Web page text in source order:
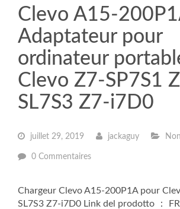
Clevo A15-
Adaptateur pour
ordinateur
Clevo Z7-SP7S1
SL7S3 Z7-i7D0
juillet 29, 2019 jackaguy
0 Commentaires
Chargeur Clevo A15-200P1A pour
SL7S3 Z7-i7D0 Link del prodotto ：